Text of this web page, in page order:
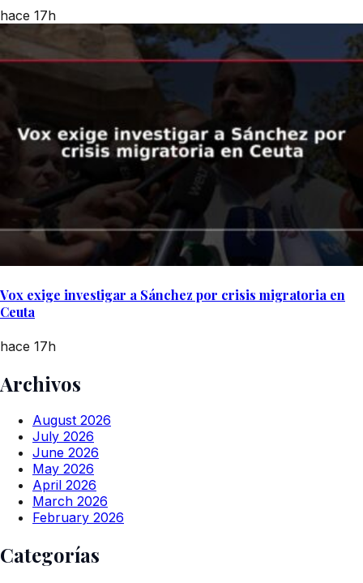
hace 17h
Vox exige investigar a Sánchez por crisis migratoria en
Ceuta
hace 17h
Archivos
August 2026
July 2026
June 2026
May 2026
April 2026
March 2026
February 2026
Categorías